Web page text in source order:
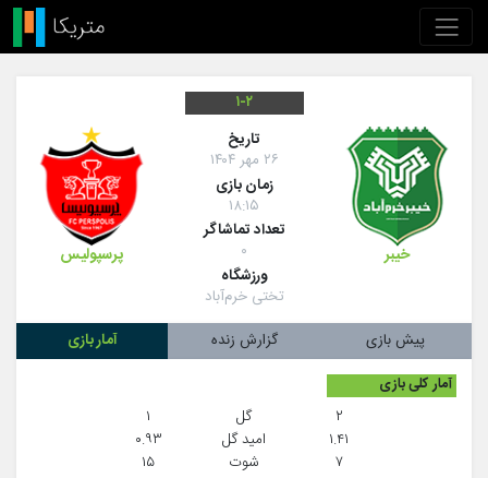
خیبر
۱-۲
تاريخ
۲۶ مهر ۱۴۰۴
زمان بازی
۱۸:۱۵
تعداد تماشاگر
۰
ورزشگاه
تختی خرم‌آباد
پرسپولیس
پیش بازی گزارش زنده آمار بازی
آمار کلی بازی
۲
۱.۴۱
۷
گل
امید گل
شوت
۱
۰.۹۳
۱۵